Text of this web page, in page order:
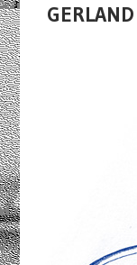
GERLAND